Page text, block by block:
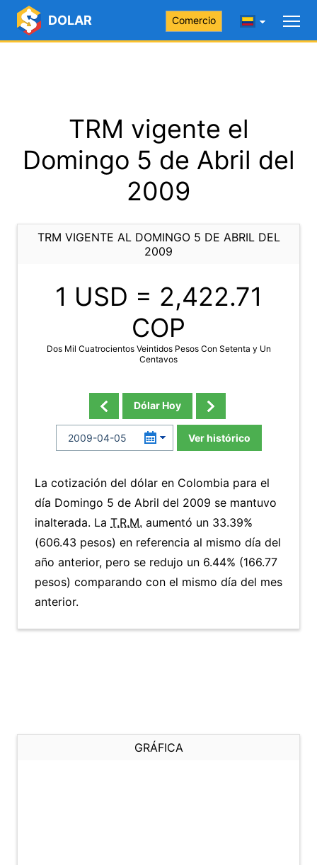
DOLAR Comercio
TRM vigente el
Domingo 5 de Abril del
2009
TRM VIGENTE AL DOMINGO 5 DE ABRIL DEL
2009
1 USD = 2,422.71
COP
Dos Mil Cuatrocientos Veintidos Pesos Con Setenta y Un
Centavos
Dólar Hoy
Ver histórico
La cotización del dólar en Colombia para el
día Domingo 5 de Abril del 2009 se mantuvo
inalterada. La T.R.M. aumentó un 33.39%
(606.43 pesos) en referencia al mismo día del
año anterior, pero se redujo un 6.44% (166.77
pesos) comparando con el mismo día del mes
anterior.
GRÁFICA